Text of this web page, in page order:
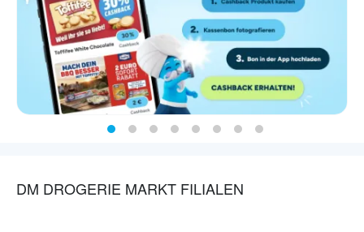
DM DROGERIE MARKT FILIALEN